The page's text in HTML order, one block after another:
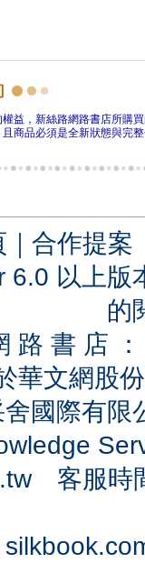
益，新絲路網路書店所購
商品必須是全新狀態與完
｜ 合作提案
6.0 以上
的
路 書 店
華文網股
舍國際有
客服時